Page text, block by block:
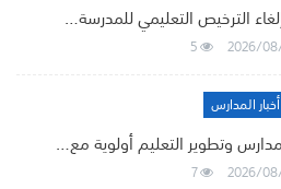
الترخيص التعليمي للمدرسة…
2026/
5
أخبار المدارس
وتطوير التعليم أولوية مع…
2026/
7